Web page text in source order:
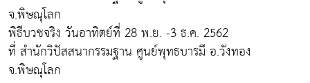
จ.พิษณุโลก
พิธีบวชจริง วันอาทิตย์ที่ 28 พ.ย. -3 ธ.ค. 2562
ที่ สำนักวิปัสสนากรรมฐาน ศูนย์พุทธบารมี อ.วังทอง
จ.พิษณุโลก